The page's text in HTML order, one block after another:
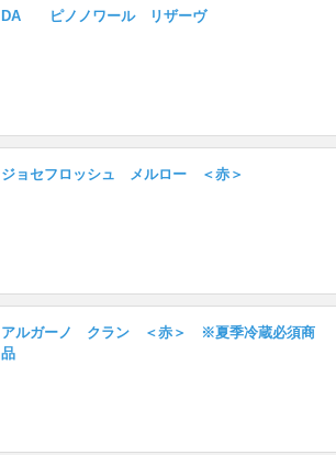
DA ピノノワール リザーヴ
ジョセフロッシュ メルロー ＜赤＞
アルガーノ クラン ＜赤＞ ※夏季冷蔵必須商
品